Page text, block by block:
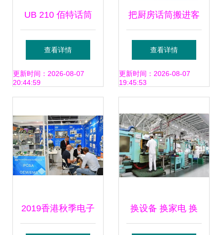
UB 210 佰特话筒
价格与型号规格详
解 家用视听设备的
查看详情
更新时间：2026-08-07
20:44:59
把厨房话筒搬进客
厅一唱 海天HT-
D48会议麦克风在
隐性跨界惊艳
查看详情
更新时间：2026-08-07
19:45:53
2019香港秋季电子 换设备 换家电 换